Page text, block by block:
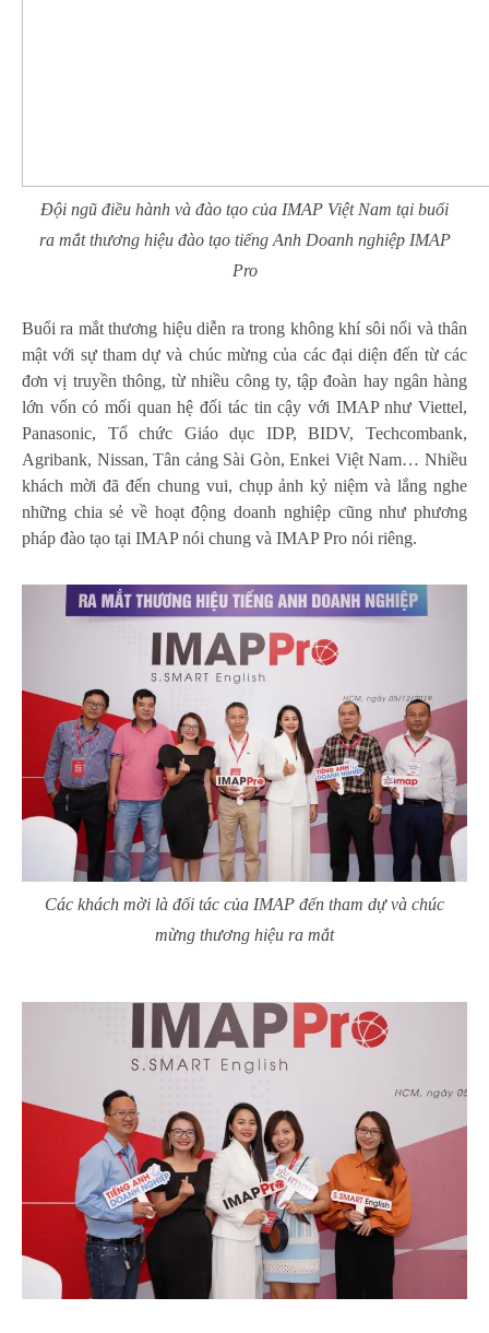
Đội ngũ điều hành và đào tạo của IMAP Việt Nam tại buổi
ra mắt thương hiệu đào tạo tiếng Anh Doanh nghiệp IMAP
Pro
Buổi ra mắt thương hiệu diễn ra trong không khí sôi nổi và thân
mật với sự tham dự và chúc mừng của các đại diện đến từ các
đơn vị truyền thông, từ nhiều công ty, tập đoàn hay ngân hàng
lớn vốn có mối quan hệ đối tác tin cậy với IMAP như Viettel,
Panasonic, Tổ chức Giáo dục IDP, BIDV, Techcombank,
Agribank, Nissan, Tân cảng Sài Gòn, Enkei Việt Nam… Nhiều
khách mời đã đến chung vui, chụp ảnh kỷ niệm và lắng nghe
những chia sẻ về hoạt động doanh nghiệp cũng như phương
pháp đào tạo tại IMAP nói chung và IMAP Pro nói riêng.
Các khách mời là đối tác của IMAP đến tham dự và chúc
mừng thương hiệu ra mắt